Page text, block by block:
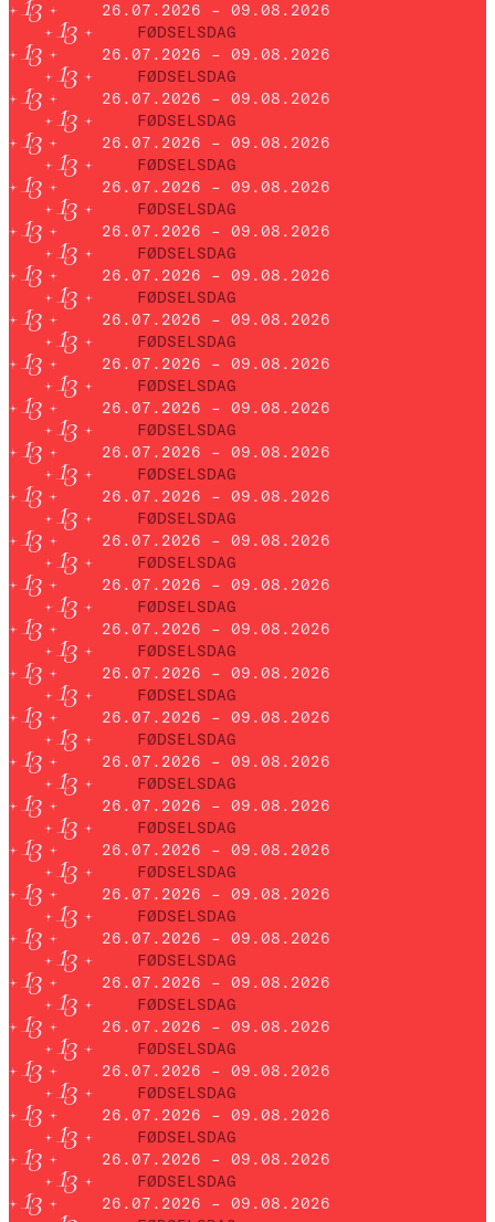
26.07.2026 – 09.08.2026
FØDSELSDAG
26.07.2026 – 09.08.2026
FØDSELSDAG
26.07.2026 – 09.08.2026
FØDSELSDAG
26.07.2026 – 09.08.2026
FØDSELSDAG
26.07.2026 – 09.08.2026
FØDSELSDAG
26.07.2026 – 09.08.2026
FØDSELSDAG
26.07.2026 – 09.08.2026
FØDSELSDAG
26.07.2026 – 09.08.2026
FØDSELSDAG
26.07.2026 – 09.08.2026
FØDSELSDAG
26.07.2026 – 09.08.2026
FØDSELSDAG
26.07.2026 – 09.08.2026
FØDSELSDAG
26.07.2026 – 09.08.2026
FØDSELSDAG
26.07.2026 – 09.08.2026
FØDSELSDAG
26.07.2026 – 09.08.2026
FØDSELSDAG
26.07.2026 – 09.08.2026
FØDSELSDAG
26.07.2026 – 09.08.2026
FØDSELSDAG
26.07.2026 – 09.08.2026
FØDSELSDAG
26.07.2026 – 09.08.2026
FØDSELSDAG
26.07.2026 – 09.08.2026
FØDSELSDAG
26.07.2026 – 09.08.2026
FØDSELSDAG
26.07.2026 – 09.08.2026
FØDSELSDAG
26.07.2026 – 09.08.2026
FØDSELSDAG
26.07.2026 – 09.08.2026
FØDSELSDAG
26.07.2026 – 09.08.2026
FØDSELSDAG
26.07.2026 – 09.08.2026
FØDSELSDAG
26.07.2026 – 09.08.2026
FØDSELSDAG
26.07.2026 – 09.08.2026
FØDSELSDAG
26.07.2026 – 09.08.2026